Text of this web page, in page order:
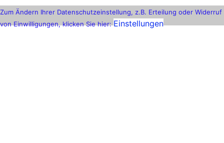
Zum Ändern Ihrer Datenschutzeinstellung, z.B. Erteilung oder Widerruf
von Einwilligungen, klicken Sie hier:Einstellungen